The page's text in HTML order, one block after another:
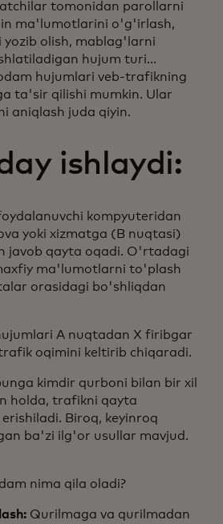
tomonidan parollarni
ma'lumotlarini o'g'irlash,
yozib olish, mablag'larni
hujum turi...
hujumlari veb-trafikning
ta'sir qilishi mumkin. Ular
aniqlash juda qiyin.
ishlaydi:
kompyuteridan
yoki xizmatga (B nuqtasi)
javob qayta oqadi. O'rtadagi
ma'lumotlarni to'plash
orasidagi bo'shliqdan
A nuqtadan X firibgar
oqimini keltirib chiqaradi.
kimdir qurboni bilan bir xil
holda, trafikni qayta
Biroq, keyinroq
ba'zi ilg'or usullar mavjud.
nima qila oladi?
Qurilmaga va qurilmadan